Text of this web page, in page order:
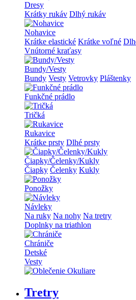
Dresy
Krátky rukáv Dlhý rukáv
Nohavice
Krátke elastické Krátke voľné
Vnútorné kraťasy
Bundy/Vesty
Bundy Vesty Vetrovky Pláštenky
Funkčné prádlo
Tričká
Rukavice
Krátke prsty Dlhé prsty
Čiapky/Čelenky/Kukly
Čiapky Čelenky Kukly
Ponožky
Návleky
Na ruky Na nohy Na tretry
Doplnky na triathlon
Chrániče
Detské
Vesty
Tretry